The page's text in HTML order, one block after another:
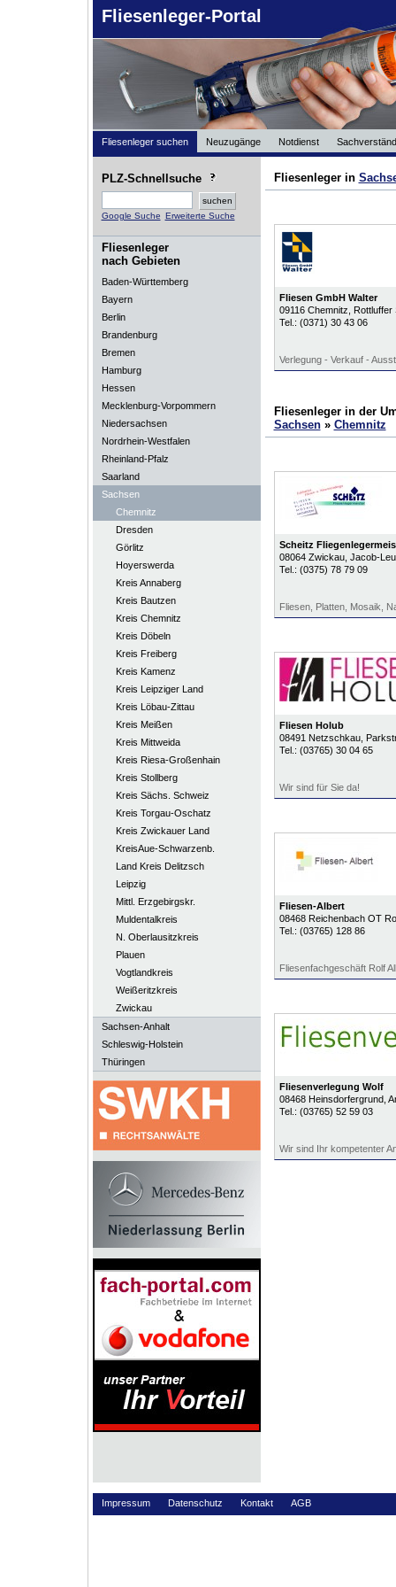
Fliesenleger-Portal
Fliesenleger suchen Neuzugänge Notdienst
PLZ-Schnellsuche
Google Suche Erweiterte Suche
Fliesenleger
nach Gebieten
Baden-Württemberg
Bayern
Berlin
Brandenburg
Bremen
Hamburg
Hessen
Mecklenburg-Vorpommern
Niedersachsen
Nordrhein-Westfalen
Rheinland-Pfalz
Saarland
Sachsen
Chemnitz
Dresden
Görlitz
Hoyerswerda
Kreis Annaberg
Kreis Bautzen
Kreis Chemnitz
Kreis Döbeln
Kreis Freiberg
Kreis Kamenz
Kreis Leipziger Land
Kreis Löbau-Zittau
Kreis Meißen
Kreis Mittweida
Kreis Riesa-Großenhain
Kreis Stollberg
Kreis Sächs. Schweiz
Kreis Torgau-Oschatz
Kreis Zwickauer Land
KreisAue-Schwarzenb.
Land Kreis Delitzsch
Leipzig
Mittl. Erzgebirgskr.
Muldentalkreis
N. Oberlausitzkreis
Plauen
Vogtlandkreis
Weißeritzkreis
Zwickau
Sachsen-Anhalt
Schleswig-Holstein
Thüringen
Fliesenleger in
Fliesen GmbH Walter
09116 Chemnitz ,
Tel.: (0371) 30 43 06
Verlegung - Verkauf -
Fliesenleger in der
Sachsen» Chemnitz
Scheitz
08064 Zwickau, Jacob-
Tel.: (0375) 78 79 09
Fliesen, Platten, Mosaik,
Fliesen Holub
08491 Netzschkau,
Tel.: (03765) 30 04 65
Wir sind für Sie da!
Fliesen-Albert
08468 Reichenbach OT
Tel.: (03765) 128 86
Fliesenfachgeschäft Rolf
Fliesenverlegung Wolf
08468 Heinsdorfergrund,
Tel.: (03765) 52 59 03
Wir sind Ihr kompetenter
Impressum Datenschutz Kontakt AGB